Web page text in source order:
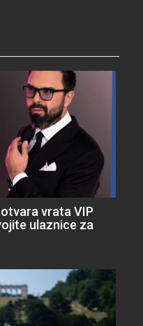
vrata VIP
ulaznice za